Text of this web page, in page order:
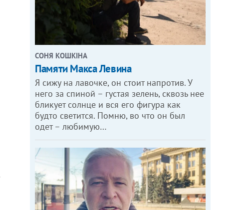
СОНЯ КОШКІНА
Памяти Макса Левина
Я сижу на лавочке, он стоит напротив. У
него за спиной – густая зелень, сквозь нее
бликует солнце и вся его фигура как
будто светится. Помню, во что он был
одет – любимую…